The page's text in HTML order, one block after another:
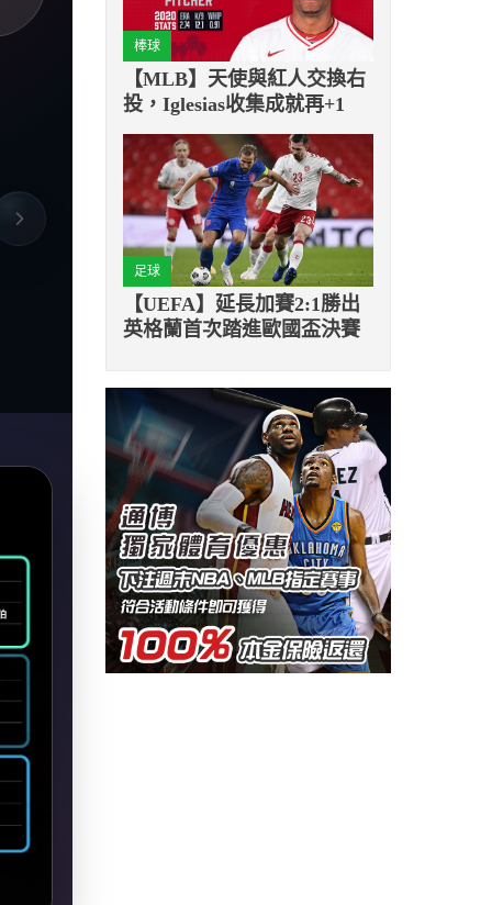
棒球
【MLB】天使與紅人交換右
投，Iglesias收集成就再+1
足球
【UEFA】延長加賽2:1勝出
英格蘭首次踏進歐國盃決賽